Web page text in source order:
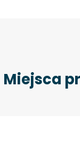
Miejsca